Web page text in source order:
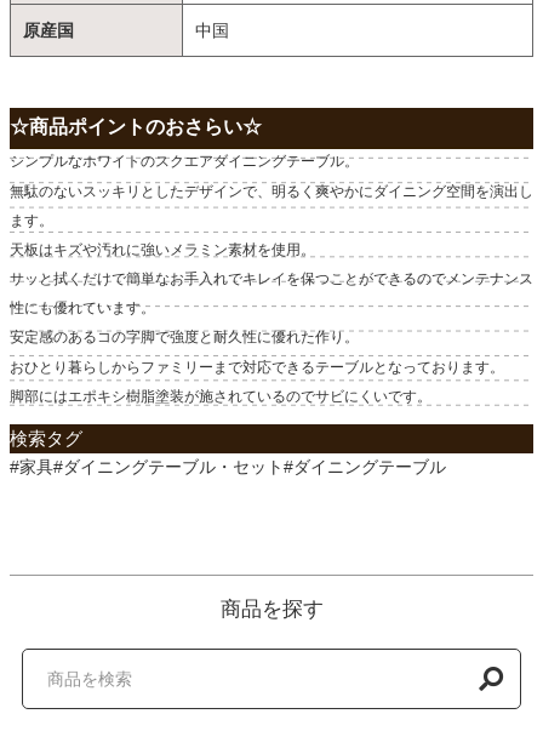
原産国 中国
☆商品ポイントのおさらい☆
シンプルなホワイトのスクエアダイニングテーブル。
無駄のないスッキリとしたデザインで、明るく爽やかにダイニング空間を演出し
ます。
天板はキズや汚れに強いメラミン素材を使用。
サッと拭くだけで簡単なお手入れでキレイを保つことができるのでメンテナンス
性にも優れています。
安定感のあるコの字脚で強度と耐久性に優れた作り。
おひとり暮らしからファミリーまで対応できるテーブルとなっております。
脚部にはエポキシ樹脂塗装が施されているのでサビにくいです。
検索タグ
#家具#ダイニングテーブル・セット#ダイニングテーブル
商品を探す